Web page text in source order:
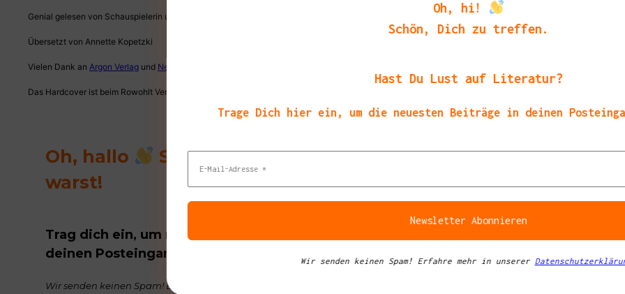
Genial gelesen von Schauspielerin und Sprecherin
Übersetzt von Annette Kopetzki
Vielen Dank an Argon Verlag und NetGalley
Das Hardcover ist beim Rowohlt Verlag erschienen.
Oh, hallo
Schön, das du da
warst!
Trag dich ein, um regelmäßig tolle Buchtipps in
deinen Posteingang zu bekommen.
Wir senden keinen Spam! Erfahre mehr in unserer
Oh, hi!
Schön, Dich zu treffen.
Hast Du Lust auf Literatur?
Trage Dich hier ein, um die neuesten Beiträge in deinen
Wir senden keinen Spam! Erfahre mehr in unserer